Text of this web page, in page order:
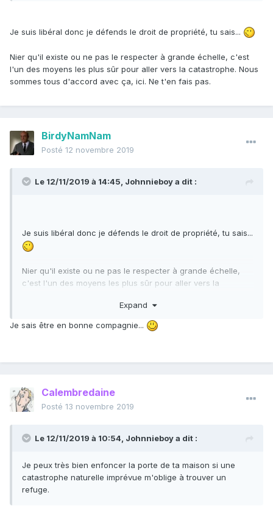
merci une famille entière au bon vouloir d'une oligarchie,
Je suis libéral donc je défends le droit de propriété, tu sais...
Nier qu'il existe ou ne pas le respecter à grande échelle, c'est
l'un des moyens les plus sûr pour aller vers la catastrophe. Nous
sommes tous d'accord avec ça, ici. Ne t'en fais pas.
BirdyNamNam
Posté 12 novembre 2019
Le 12/11/2019 à 14:45, Johnnieboya dit :
Je suis libéral donc je défends le droit de propriété, tu sais...
Nier qu'il existe ou ne pas le respecter à grande échelle,
c'est l'un des moyens les plus sûr pour aller vers la
Expand
Je sais être en bonne compagnie...
Calembredaine
Posté 13 novembre 2019
Le 12/11/2019 à 10:54, Johnnieboya dit :
Je peux très bien enfoncer la porte de ta maison si une
catastrophe naturelle imprévue m'oblige à trouver un
refuge.